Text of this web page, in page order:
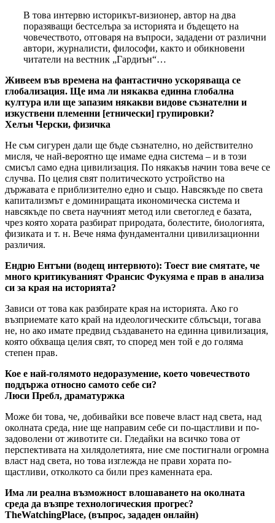
В това интервю историкът-визионер, автор на два
поразяващи бестселъра за историята и бъдещето на
човечеството, отговаря на въпроси, зададени от различни
автори, журналисти, философи, както и обикновени
читатели на вестник „Гардиън“…
Живеем във времена на фантастично ускоряваща се
глобализация. Ще има ли някаква единна глобална
култура или ще запазим някакви видове съзнателни и
изкуствени племенни [етнически] групировки?
Хелън Черски, физичка
Не съм сигурен дали ще бъде съзнателно, но действително
мисля, че най-вероятно ще имаме една система – и в този
смисъл само една цивилизация. По някакъв начин това вече се
случва. По целия свят политическото устройство на
държавата е приблизително едно и също. Навсякъде по света
капитализмът е доминиращата икономическа система и
навсякъде по света научният метод или светоглед е базата,
чрез която хората разбират природата, болестите, биологията,
физиката и т. н. Вече няма фундаментални цивилизационни
различия.
Ендрю Ентъни (водещ интервюто): Тоест вие смятате, че
много критикуваният Франсис Фукуяма е прав в анализа
си за края на историята?
Зависи от това как разбирате края на историята. Ако го
възприемате като край на идеологическите сблъсъци, тогава
не, но ако имате предвид създаването на единна цивилизация,
която обхваща целия свят, то според мен той е до голяма
степен прав.
Кое е най-голямото недоразумение, което човечеството
поддържа относно самото себе си?
Люси Пребл, драматуржка
Може би това, че, добивайки все повече власт над света, над
околната среда, ние ще направим себе си по-щастливи и по-
задоволени от животите си. Гледайки на всичко това от
перспективата на хилядолетията, ние сме постигнали огромна
власт над света, но това изглежда не прави хората по-
щастливи, отколкото са били през каменната ера.
Има ли реална възможност влошаването на околната
среда да възпре технологическия прогрес?
TheWatchingPlace, (въпрос, зададен онлайн)